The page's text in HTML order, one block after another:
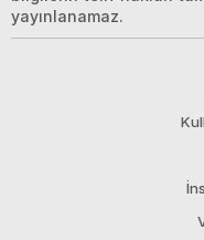
yayınlanamaz.